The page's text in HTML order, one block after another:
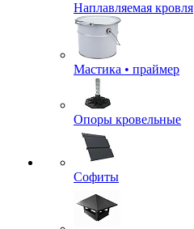
Наплавляемая кровля
Мастика • праймер
Опоры кровельные
Софиты